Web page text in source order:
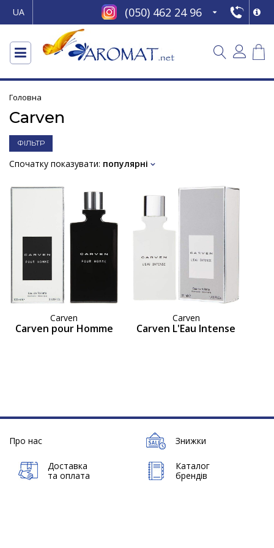
UA (050) 462 24 96
Головна
Carven
ФІЛЬТР
Спочатку показувати: популярні
Carven
Carven pour Homme
Carven
Carven L'Eau Intense
Про нас Знижки
Доставка
та оплата
Каталог
брендів